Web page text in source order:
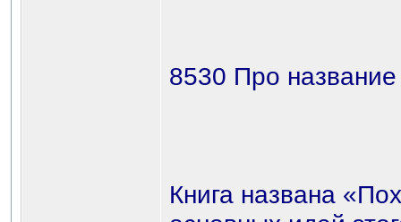
8530 Про название
Книга названа